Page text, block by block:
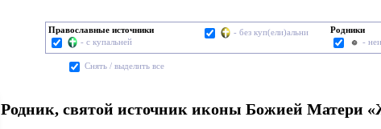
Православные источники
- с купальней
- без куп(ели)альни
Родники
-
Cнять / выделить все
Родник, святой источник иконы Божией Матери